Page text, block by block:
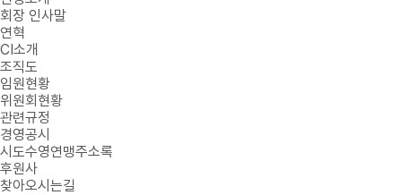
회장 인사말
연혁
CI소개
조직도
임원현황
위원회현황
관련규정
경영공시
시도수영연맹주소록
후원사
찾아오시는길